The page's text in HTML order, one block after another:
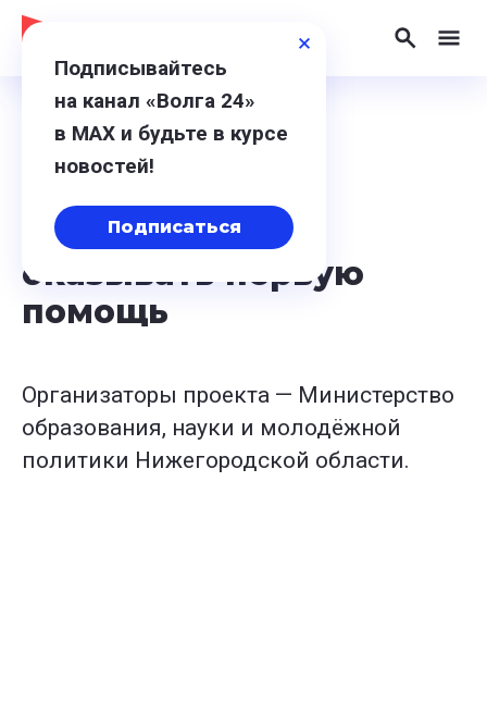
1 февраля 2024, 12:52
Нижегородцам
показали, как
оказывать первую
помощь
Организаторы проекта — Министерство
образования, науки и молодёжной
политики Нижегородской области.
Подписывайтесь
на канал «Волга 24»
в МАХ и будьте в курсе
новостей!
Подписаться